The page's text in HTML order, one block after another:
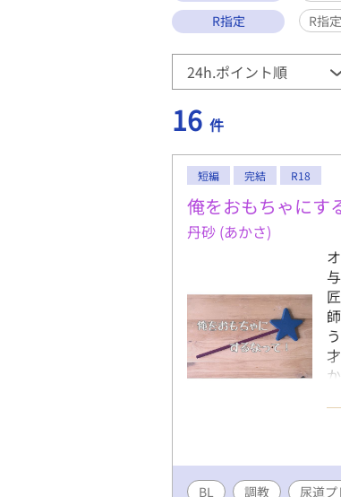
R指定
R指
16 件
短編 完結 R18
俺をおもちゃにす
丹砂 (あかさ)
BL 調教 尿道プ